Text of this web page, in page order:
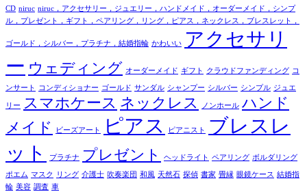
CD niruc niruc，アクセサリー，ジュエリー，ハンドメイド，オーダーメイド，シンプ
ル，プレゼント，ギフト，ペアリング，リング，ピアス，ネックレス，ブレスレット，
ゴールド，シルバー，プラチナ，結婚指輪 かわいい
アクセサリ
ー ウェディング オーダーメイド ギフト クラウドファンディング コ
ンサート コンディショナー ゴールド サンダル シャンプー シルバー シンプル ジュエ
リー スマホケース ネックレス ノンホール ハンド
メイド
ビーズアート ピアス ピアニスト
ブレスレ
ット
プラチナ プレゼント ヘッドライト ペアリング ボルダリング
ポエム マスク リング 介護士 吹奏楽団 和風 天然石 探偵 書家 畳縁 眼鏡ケース 結婚指
輪 美容 調査 車